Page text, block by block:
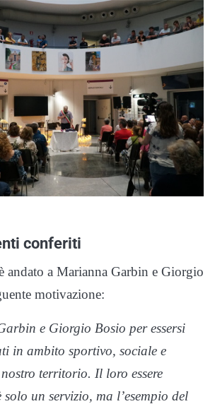
conferiti
andato a Marianna Garbin e Giorgio
motivazione:
e Giorgio Bosio per essersi
in ambito sportivo, sociale e
territorio. Il loro essere
un servizio, ma l’esempio del